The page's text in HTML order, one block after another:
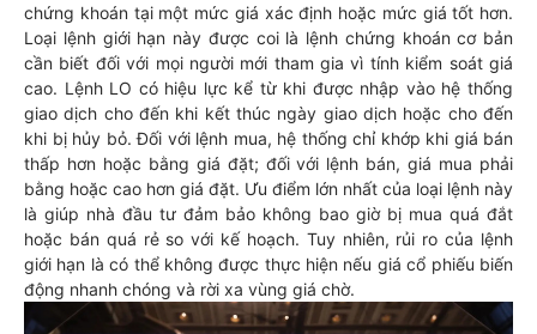
chứng khoán tại một mức giá xác định hoặc mức giá tốt hơn.
Loại lệnh giới hạn này được coi là lệnh chứng khoán cơ bản
cần biết đối với mọi người mới tham gia vì tính kiểm soát giá
cao. Lệnh LO có hiệu lực kể từ khi được nhập vào hệ thống
giao dịch cho đến khi kết thúc ngày giao dịch hoặc cho đến
khi bị hủy bỏ. Đối với lệnh mua, hệ thống chỉ khớp khi giá bán
thấp hơn hoặc bằng giá đặt; đối với lệnh bán, giá mua phải
bằng hoặc cao hơn giá đặt. Ưu điểm lớn nhất của loại lệnh này
là giúp nhà đầu tư đảm bảo không bao giờ bị mua quá đắt
hoặc bán quá rẻ so với kế hoạch. Tuy nhiên, rủi ro của lệnh
giới hạn là có thể không được thực hiện nếu giá cổ phiếu biến
động nhanh chóng và rời xa vùng giá chờ.